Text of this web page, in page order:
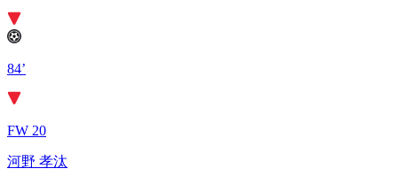
84’
FW 20
河野 孝汰